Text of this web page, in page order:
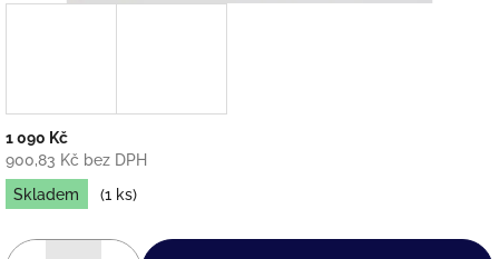
1 090 Kč
900,83 Kč bez DPH
Měrná
cena:
Skladem (1 ks)